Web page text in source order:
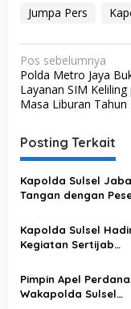
Jumpa Pers
N
a
v
g
a
s
p
s
Pos sebelumnya
Polda Metro Jaya
Layanan SIM Keliling
Masa Liburan Tahun
Posting Terkait
Kapolda Sulsel
Tangan dengan
Kapolda Sulsel
Kegiatan Sertijab
AU Sultan
Pimpin Apel
Wakapolda Sulsel